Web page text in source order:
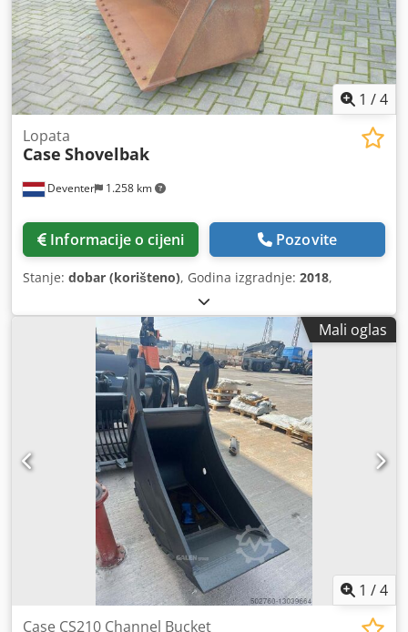
1 /4
Deventer 1.258 km
Lopata
Case Shovelbak
Informacije o cijeni Pozovite
Stanje: dobar (korišteno), Godina izgradnje: 2018,
Mali oglas
1 /4
Case CS210 Channel Bucket